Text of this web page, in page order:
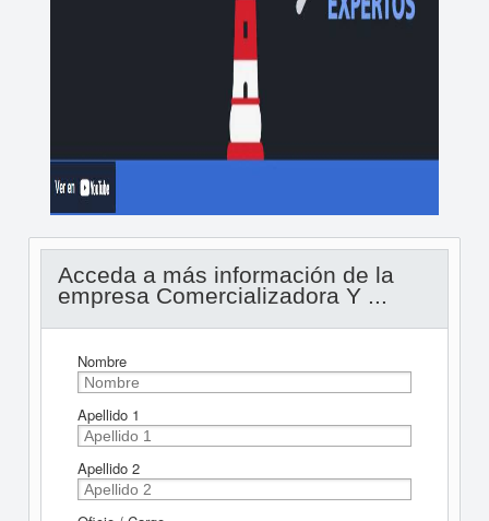
Acceda a más información de la
empresa Comercializadora Y ...
Nombre
Apellido 1
Apellido 2